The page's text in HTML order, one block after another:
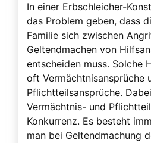
In einer Erbschleicher-
das Problem geben, dass
Familie sich zwischen
Geltendmachen von
entscheiden muss. Solche
oft Vermächtnisansprüche
Pflichtteilsansprüche.
Vermächtnis- und
Konkurrenz. Es besteht
man bei Geltendmachung
Detektiv
Erblasser
Erbscheicherei aus dem
Erblassers
Erbschleicher
Erbschleicher Alarmsignale
Erbschleicherei